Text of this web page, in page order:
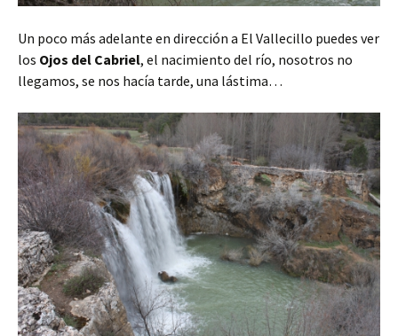
Un poco más adelante en dirección a El Vallecillo puedes ver
los Ojos del Cabriel, el nacimiento del río, nosotros no
llegamos, se nos hacía tarde, una lástima…